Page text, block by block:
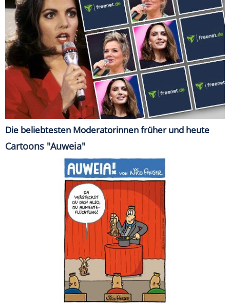
Die beliebtesten Moderatorinnen früher und heute
Cartoons "Auweia"